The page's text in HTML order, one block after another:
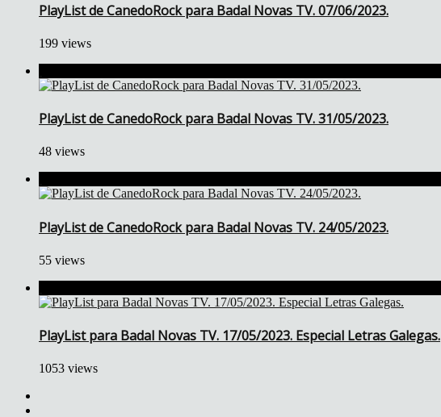
PlayList de CanedoRock para Badal Novas TV. 07/06/2023.
199 views
PlayList de CanedoRock para Badal Novas TV. 31/05/2023.
48 views
PlayList de CanedoRock para Badal Novas TV. 24/05/2023.
55 views
PlayList para Badal Novas TV. 17/05/2023. Especial Letras Galegas.
1053 views